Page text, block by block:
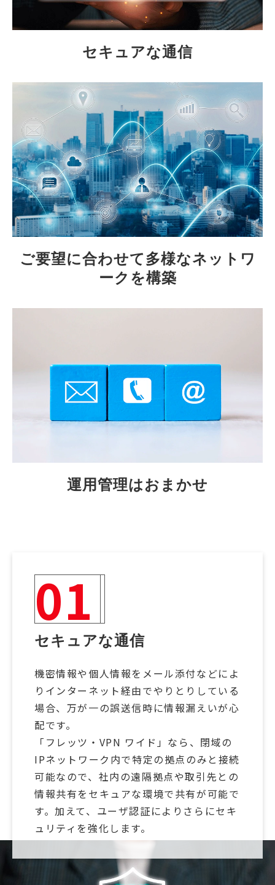
セキュアな通信
ご要望に合わせて多様なネットワ
ークを構築
運用管理はおまかせ
01
セキュアな通信
機密情報や個人情報をメール添付などによ
りインターネット経由でやりとりしている
場合、万が一の誤送信時に情報漏えいが心
配です。
「フレッツ・VPN ワイド」なら、閉域の
IPネットワーク内で特定の拠点のみと接続
可能なので、社内の遠隔拠点や取引先との
情報共有をセキュアな環境で共有が可能で
す。加えて、ユーザ認証によりさらにセキ
ュリティを強化します。